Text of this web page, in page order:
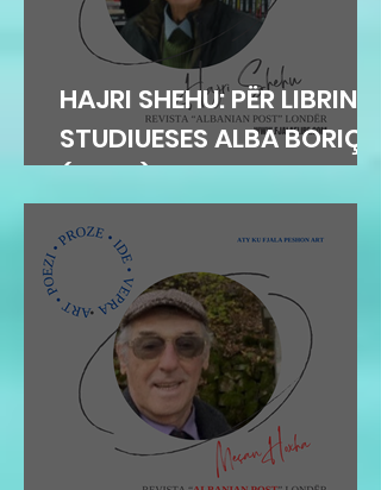
HAJRI SHEHU: PËR LIBRIN E
STUDIUESES ALBA BORIÇI
(GEGA)